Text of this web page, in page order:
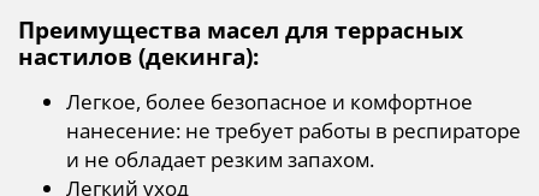
Преимущества масел для террасных
настилов (декинга):
Легкое, более безопасное и комфортное
нанесение: не требует работы в респираторе
и не обладает резким запахом.
Легкий уход